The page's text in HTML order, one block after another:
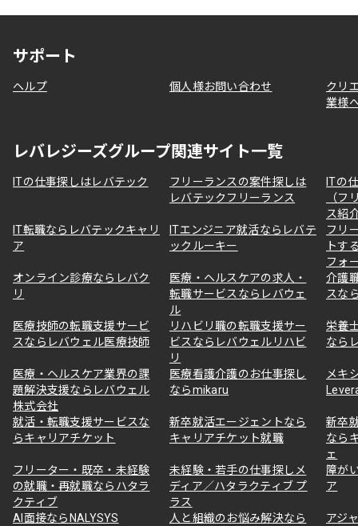
サポート
ヘルプ 個人様お問い合わせ
クリ
業様
レバレジーズグループ関連サイト一覧
ITの仕事探しはレバテック
フリーランスの案件探しは
レバテックフリーランス
ITの
（フ
ス紹
IT転職ならレバテックキャリ
ア
ITエンジニア就活ならレバテ
ックルーキー
フリ
トす
フォ
オンライン診療ならレバク
リ
医療・ヘルスケアの求人・
転職サービスならレバウェ
ル
介護
スな
医療技師の転職支援サービ
スならレバウェル医療技師
リハビリ職の転職支援サー
ビスならレバウェルリハビ
リ
栄養
なら
医療・ヘルスケア業界の課
題解決支援ならレバウェル
株式会社
医療看護介護のお仕事探し
ならmikaru
メキ
就活・転職支援サービスな
らキャリアチケット
新卒就活エージェントなら
キャリアチケット就職
新卒
なら
ェ
フリーター・既卒・未経験
の就職・再就職ならハタラ
クティブ
未経験・若手の仕事探しメ
ディア／ハタラクティブ プ
ラス
障が
ア
AI面接ならNALYSYS
人と組織のお悩み解決なら
アジ